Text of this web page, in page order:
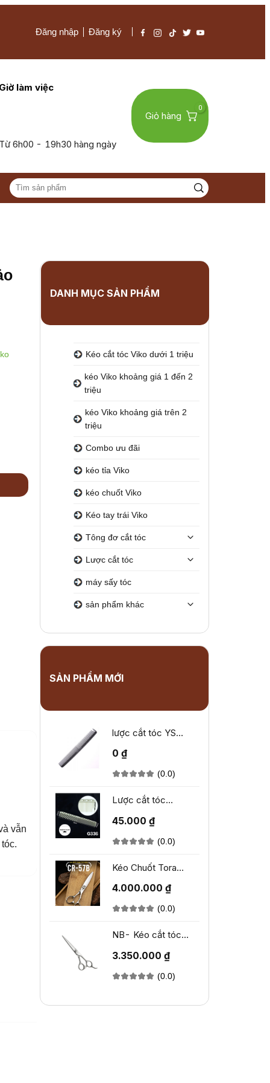
Đăng nhập Đăng ký
Giờ làm việc
Từ 6h00 - 19h30 hàng ngày
Giỏ hàng
0
DANH MỤC SẢN PHẨM
Kéo cắt tóc Viko dưới 1 triệu
kéo Viko khoảng giá 1 đến 2
triệu
kéo Viko khoảng giá trên 2
triệu
Combo ưu đãi
kéo tỉa Viko
kéo chuốt Viko
Kéo tay trái Viko
Tông đơ cắt tóc
Lược cắt tóc
máy sấy tóc
sản phẩm khác
SẢN PHẨM MỚI
lược cắt tóc YS
0 ₫
(0.0)
Lược cắt tóc
45.000 ₫
(0.0)
Kéo Chuốt Tora
4.000.000 ₫
(0.0)
NB- Kéo cắt tóc
3.350.000 ₫
(0.0)
vẫn